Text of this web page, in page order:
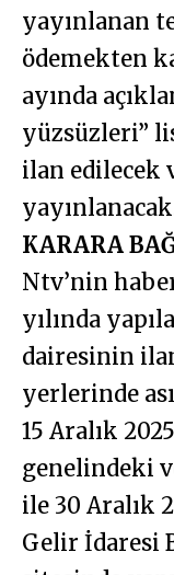
yayınlanan
ödemekten
ayında
yüzsüzleri”
ilan edilecek
KARARA
Ntv’nin
yılında
dairesinin
yerlerinde
15 Aralık
genelindeki
ile 30 Aralık
Gelir İdaresi